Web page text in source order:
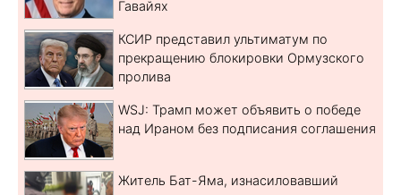
Гавайях
КСИР представил ультиматум по
прекращению блокировки Ормузского
пролива
WSJ: Трамп может объявить о победе
над Ираном без подписания соглашения
Житель Бат-Яма, изнасиловавший